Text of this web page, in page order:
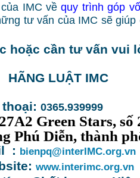
IMC vềquy trình góp
tư vấn của IMC sẽ
hoặc cần tư vấn vui
HÃNG LUẬT IMC
0365.939999
Green Stars, số
Phú Diễn, thành
: bienpq@interIMC.org.vn
www.interimc.org.vn